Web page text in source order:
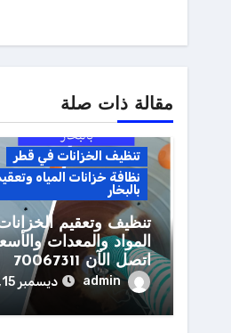
مقالة ذات صلة
تنظيف الخزانات في قطر
نظافة خزانات المياه
بالبخار
تنظيف وتعقيم
المواد والمعدات
اتصل الآن 70067311
admin ديسمبر 15, 2024